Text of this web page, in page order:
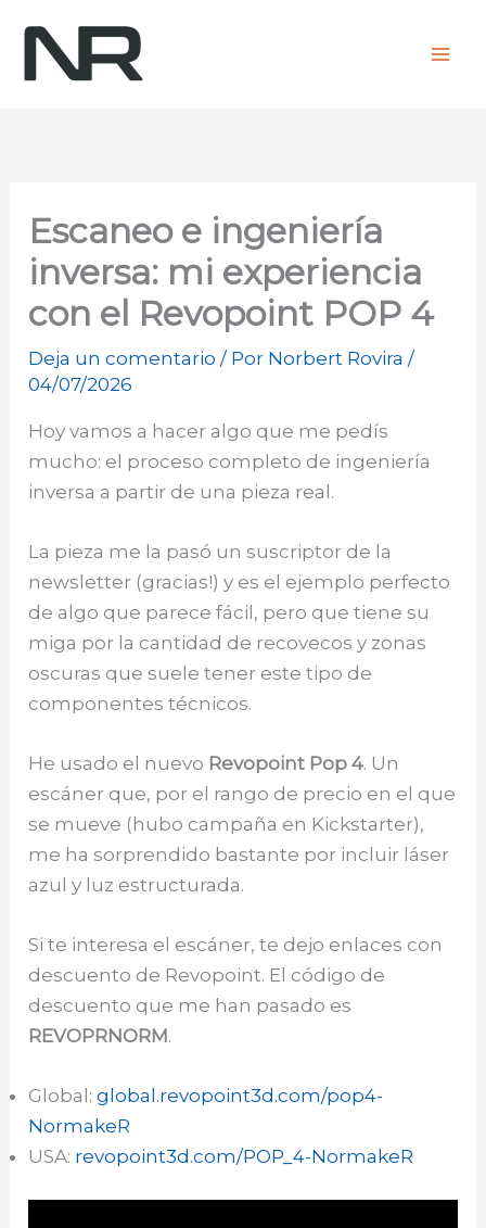
contenido
Escaneo e ingeniería
inversa: mi experiencia
con el Revopoint POP 4
Deja un comentario / Por Norbert Rovira/
04/07/2026
Hoy vamos a hacer algo que me pedís
mucho: el proceso completo de ingeniería
inversa a partir de una pieza real.
La pieza me la pasó un suscriptor de la
newsletter (gracias!) y es el ejemplo perfecto
de algo que parece fácil, pero que tiene su
miga por la cantidad de recovecos y zonas
oscuras que suele tener este tipo de
componentes técnicos.
He usado el nuevo Revopoint Pop 4. Un
escáner que, por el rango de precio en el que
se mueve (hubo campaña en Kickstarter),
me ha sorprendido bastante por incluir láser
azul y luz estructurada.
Si te interesa el escáner, te dejo enlaces con
descuento de Revopoint. El código de
descuento que me han pasado es
REVOPRNORM.
Global:global.revopoint3d.com/pop4-
NormakeR
USA: revopoint3d.com/POP_4-NormakeR